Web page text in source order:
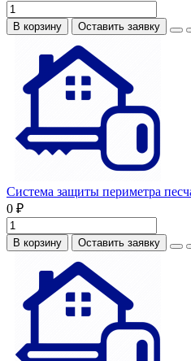
В корзину Оставить заявку
Система защиты периметра
0 ₽
В корзину Оставить заявку